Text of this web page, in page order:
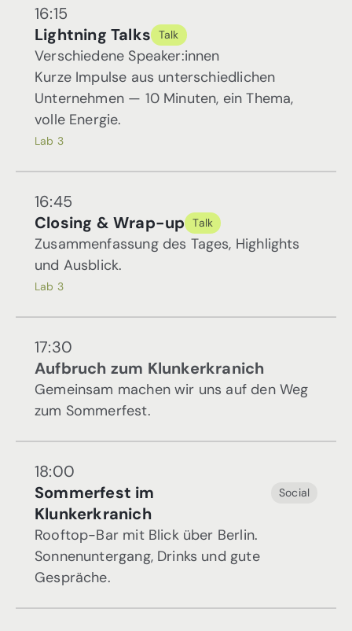
16:15
Lightning Talks
Talk
Verschiedene Speaker:innen
Kurze Impulse aus unterschiedlichen
Unternehmen — 10 Minuten, ein Thema,
volle Energie.
Lab 3
16:45
Closing & Wrap-up Talk
Zusammenfassung des Tages, Highlights
und Ausblick.
Lab 3
17:30
Aufbruch zum Klunkerkranich
Gemeinsam machen wir uns auf den Weg
zum Sommerfest.
18:00
Sommerfest im
Klunkerkranich
Social
Rooftop-Bar mit Blick über Berlin.
Sonnenuntergang, Drinks und gute
Gespräche.